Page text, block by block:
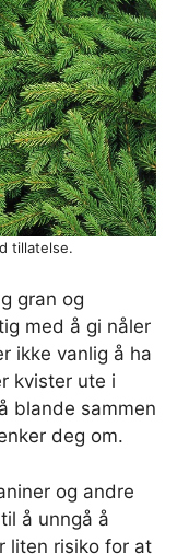
tillatelse.
gran og
med å gi nåler
ikke vanlig å ha
kvister ute i
blande sammen
deg om.
og andre
å unngå å
liten risiko for at